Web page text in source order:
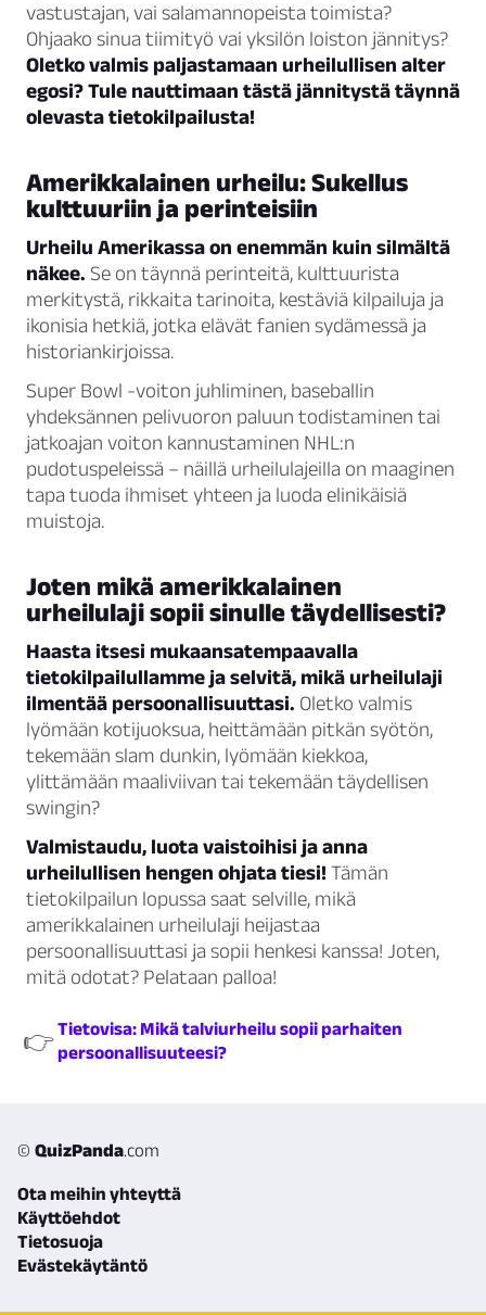
vastustajan, vai salamannopeista toimista?
Ohjaako sinua tiimityö vai yksilön loiston jännitys?
Oletko valmis paljastamaan urheilullisen alter
egosi? Tule nauttimaan tästä jännitystä täynnä
olevasta tietokilpailusta!
Amerikkalainen urheilu: Sukellus
kulttuuriin ja perinteisiin
Urheilu Amerikassa on enemmän kuin silmältä
näkee. Se on täynnä perinteitä, kulttuurista
merkitystä, rikkaita tarinoita, kestäviä kilpailuja ja
ikonisia hetkiä, jotka elävät fanien sydämessä ja
historiankirjoissa.
Super Bowl -voiton juhliminen, baseballin
yhdeksännen pelivuoron paluun todistaminen tai
jatkoajan voiton kannustaminen NHL:n
pudotuspeleissä – näillä urheilulajeilla on maaginen
tapa tuoda ihmiset yhteen ja luoda elinikäisiä
muistoja.
Joten mikä amerikkalainen
urheilulaji sopii sinulle täydellisesti?
Haasta itsesi mukaansatempaavalla
tietokilpailullamme ja selvitä, mikä urheilulaji
ilmentää persoonallisuuttasi. Oletko valmis
lyömään kotijuoksua, heittämään pitkän syötön,
tekemään slam dunkin, lyömään kiekkoa,
ylittämään maaliviivan tai tekemään täydellisen
swingin?
Valmistaudu, luota vaistoihisi ja anna
urheilullisen hengen ohjata tiesi! Tämän
tietokilpailun lopussa saat selville, mikä
amerikkalainen urheilulaji heijastaa
persoonallisuuttasi ja sopii henkesi kanssa! Joten,
mitä odotat? Pelataan palloa!
👉Tietovisa: Mikä talviurheilu sopii parhaiten
persoonallisuuteesi?
© QuizPanda.com
Ota meihin yhteyttä
Käyttöehdot
Tietosuoja
Evästekäytäntö